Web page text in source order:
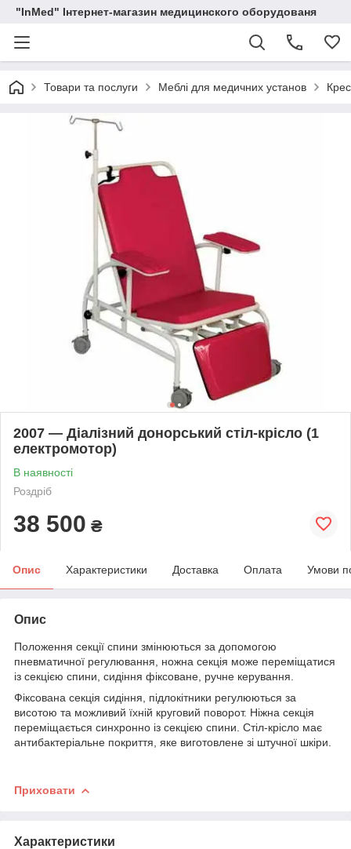
"InMed" Інтернет-магазин медицинского оборудованя
Товари та послуги Меблі для медичних установ
2007 — Діалізний донорський стіл-крісло (1
електромотор)
В наявності
Роздріб
38 500 ₴
Опис Характеристики Доставка Оплата Умови
Опис
Положення секції спини змінюються за допомогою
пневматичної регулювання, ножна секція може переміщатися
із секцією спини, сидіння фіксоване, ручне керування.
Фіксована секція сидіння, підлокітники регулюються за
висотою та можливий їхній круговий поворот. Ніжна секція
переміщається синхронно із секцією спини. Стіл-крісло має
антибактеріальне покриття, яке виготовлене зі штучної шкіри.
Приховати
Характеристики